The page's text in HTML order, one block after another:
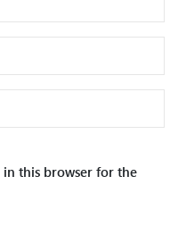
in this browser for the